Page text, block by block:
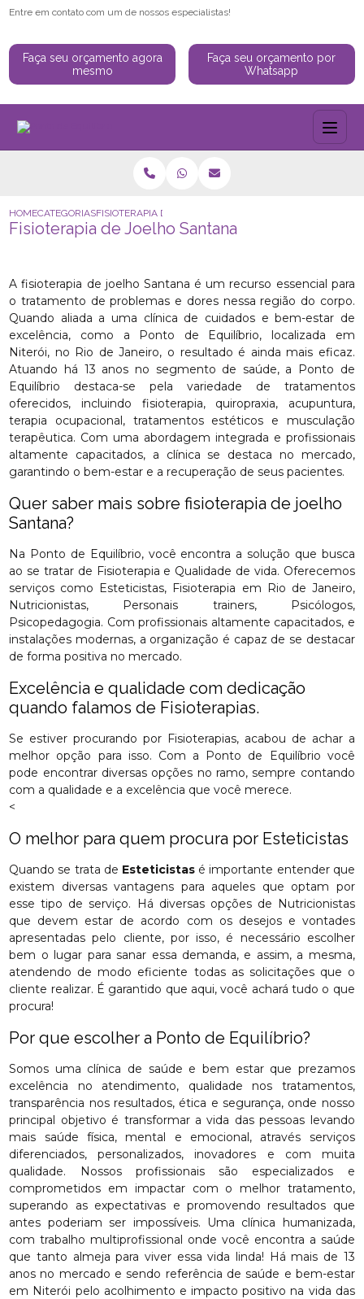
Entre em contato com um de nossos especialistas!
Faça seu orçamento agora
mesmo
Faça seu orçamento por
Whatsapp
HOMECATEGORIASFISIOTERAPIA DE JOELHO SANTANA
Fisioterapia de Joelho Santana
A fisioterapia de joelho Santana é um recurso essencial para
o tratamento de problemas e dores nessa região do corpo.
Quando aliada a uma clínica de cuidados e bem-estar de
excelência, como a Ponto de Equilíbrio, localizada em
Niterói, no Rio de Janeiro, o resultado é ainda mais eficaz.
Atuando há 13 anos no segmento de saúde, a Ponto de
Equilíbrio destaca-se pela variedade de tratamentos
oferecidos, incluindo fisioterapia, quiropraxia, acupuntura,
terapia ocupacional, tratamentos estéticos e musculação
terapêutica. Com uma abordagem integrada e profissionais
altamente capacitados, a clínica se destaca no mercado,
garantindo o bem-estar e a recuperação de seus pacientes.
Quer saber mais sobre fisioterapia de joelho
Santana?
Na Ponto de Equilíbrio, você encontra a solução que busca
ao se tratar de Fisioterapia e Qualidade de vida. Oferecemos
serviços como Esteticistas, Fisioterapia em Rio de Janeiro,
Nutricionistas, Personais trainers, Psicólogos,
Psicopedagogia. Com profissionais altamente capacitados, e
instalações modernas, a organização é capaz de se destacar
de forma positiva no mercado.
Excelência e qualidade com dedicação
quando falamos de Fisioterapias.
Se estiver procurando por Fisioterapias, acabou de achar a
melhor opção para isso. Com a Ponto de Equilíbrio você
pode encontrar diversas opções no ramo, sempre contando
com a qualidade e a excelência que você merece.
<
O melhor para quem procura por Esteticistas
Quando se trata de Esteticistas é importante entender que
existem diversas vantagens para aqueles que optam por
esse tipo de serviço. Há diversas opções de Nutricionistas
que devem estar de acordo com os desejos e vontades
apresentadas pelo cliente, por isso, é necessário escolher
bem o lugar para sanar essa demanda, e assim, a mesma,
atendendo de modo eficiente todas as solicitações que o
cliente realizar. É garantido que aqui, você achará tudo o que
procura!
Por que escolher a Ponto de Equilíbrio?
Somos uma clínica de saúde e bem estar que prezamos
excelência no atendimento, qualidade nos tratamentos,
transparência nos resultados, ética e segurança, onde nosso
principal objetivo é transformar a vida das pessoas levando
mais saúde física, mental e emocional, através serviços
diferenciados, personalizados, inovadores e com muita
qualidade. Nossos profissionais são especializados e
comprometidos em impactar com o melhor tratamento,
superando as expectativas e promovendo resultados que
antes poderiam ser impossíveis. Uma clínica humanizada,
com trabalho multiprofissional onde você encontra a saúde
que tanto almeja para viver essa vida linda! Há mais de 13
anos no mercado e sendo referência de saúde e bem-estar
em Niterói pelo acolhimento e impacto positivo na vida das